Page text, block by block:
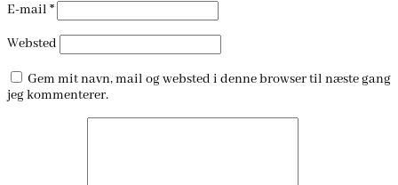
E-mail *
Websted
Gem mit navn, mail og websted i denne browser til næste gang
jeg kommenterer.